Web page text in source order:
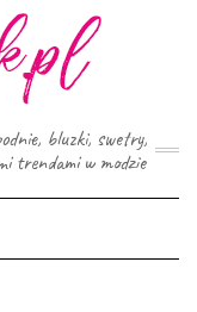
bluzki, swetry,
trendami w modzie